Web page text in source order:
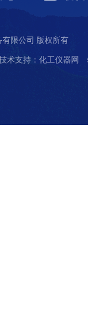
限公司 版权所有
术支持：化工仪器网